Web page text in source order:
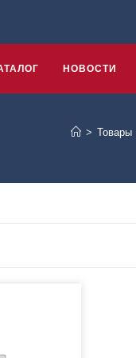
НОВОСТИ
> Товары